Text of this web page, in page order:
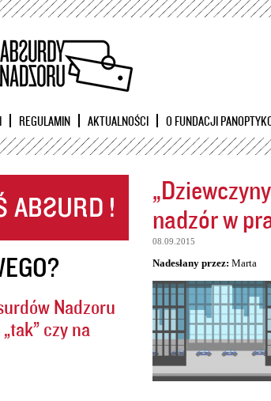
REGULAMIN AKTUALNOŚCI O FUNDACJI
Nadzoru
czy na
nadzór w
08.09.2015
Nadesłany przez: Marta